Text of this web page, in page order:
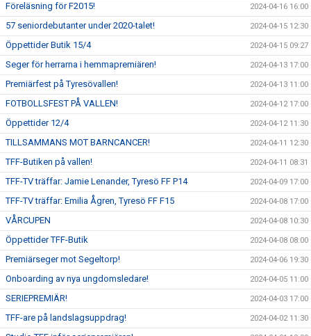
Föreläsning för F2015! 2024-04-16 16:00
57 seniordebutanter under 2020-talet! 2024-04-15 12:30
Öppettider Butik 15/4 2024-04-15 09:27
Seger för herrarna i hemmapremiären! 2024-04-13 17:00
Premiärfest på Tyresövallen! 2024-04-13 11:00
FOTBOLLSFEST PÅ VALLEN! 2024-04-12 17:00
Öppettider 12/4 2024-04-12 11:30
TILLSAMMANS MOT BARNCANCER! 2024-04-11 12:30
TFF-Butiken på vallen! 2024-04-11 08:31
TFF-TV träffar: Jamie Lenander, Tyresö FF P14 2024-04-09 17:00
TFF-TV träffar: Emilia Ågren, Tyresö FF F15 2024-04-08 17:00
VÅRCUPEN 2024-04-08 10:30
Öppettider TFF-Butik 2024-04-08 08:00
Premiärseger mot Segeltorp! 2024-04-06 19:30
Onboarding av nya ungdomsledare! 2024-04-05 11:00
SERIEPREMIÄR! 2024-04-03 17:00
TFF-are på landslagsuppdrag! 2024-04-02 11:30